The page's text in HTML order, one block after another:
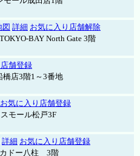
図 詳細 お気に入り店舗解除
BAY North Gate 3階
舗登録
橋店3階1～3番地
お気に入り店舗登録
モール松戸3F
詳細 お気に入り店舗登録
カドー八柱 3階